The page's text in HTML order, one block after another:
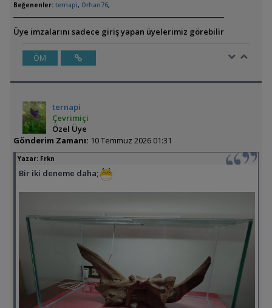
Beğenenler: ternapi, Orhan76,
Üye imzalarını sadece giriş yapan üyelerimiz görebilir
ÖM
ternapi
Çevrimiçi
Özel Üye
Gönderim Zamanı: 10 Temmuz 2026 01:31
Yazar: Frkn
Bir iki deneme daha;